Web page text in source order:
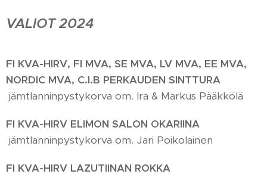
VALIOT 2024
FI KVA-HIRV, FI MVA, SE MVA, LV MVA, EE MVA,
NORDIC MVA, C.I.B PERKAUDEN SINTTURA
jämtlanninpystykorva om. Ira & Markus Pääkkölä
FI KVA-HIRV ELIMON SALON OKARIINA
jämtlanninpystykorva om. Jari Poikolainen
FI KVA-HIRV LAZUTIINAN ROKKA